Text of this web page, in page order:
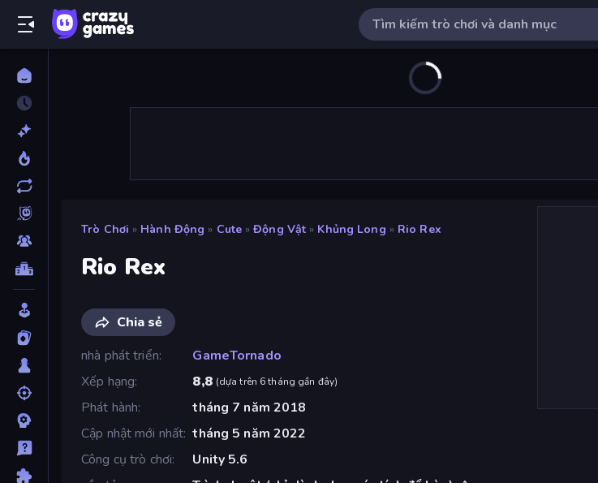
Trò Chơi » Hành Động » Cute » Động Vật » Khủng Long » Rio Rex
Rio Rex
Chia sẻ
nhà phát triển
GameTornado
Xếp hạng
8,8 (dựa trên 6 tháng gần đây)
Phát hành
tháng 7 năm 2018
Cập nhật mới nhất tháng 5 năm 2022
Công cụ trò chơi
Unity 5.6